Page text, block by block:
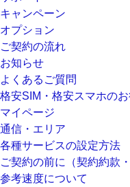
キャンペーン
オプション
ご契約の流れ
お知らせ
よくあるご質問
格安SIM・格安スマホの
マイページ
通信・エリア
各種サービスの設定方法
ご契約の前に（契約約款
参考速度について